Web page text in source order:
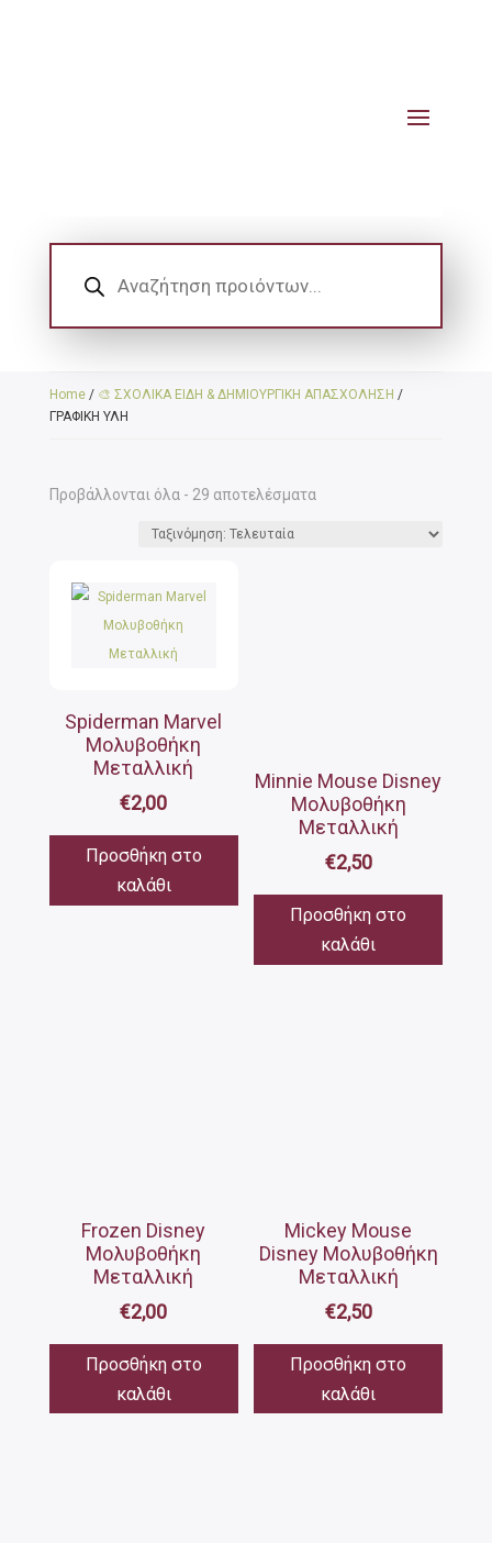
search
Home/ 🎨 ΣΧΟΛΙΚΑ ΕΙΔΗ & ΔΗΜΙΟΥΡΓΙΚΗ ΑΠΑΣΧΟΛΗΣΗ /
ΓΡΑΦΙΚΗ ΥΛΗ
Προβάλλονται όλα - 29 αποτελέσματαSorted
Spiderman Marvel
Μολυβοθήκη
Μεταλλική
€2,00
Προσθήκη στο
καλάθι
Minnie Mouse Disney
Μολυβοθήκη
Μεταλλική
€2,50
Προσθήκη στο
καλάθι
Frozen Disney
Μολυβοθήκη
Μεταλλική
€2,00
Προσθήκη στο
καλάθι
Mickey Mouse
Disney Μολυβοθήκη
Μεταλλική
€2,50
Προσθήκη στο
καλάθι